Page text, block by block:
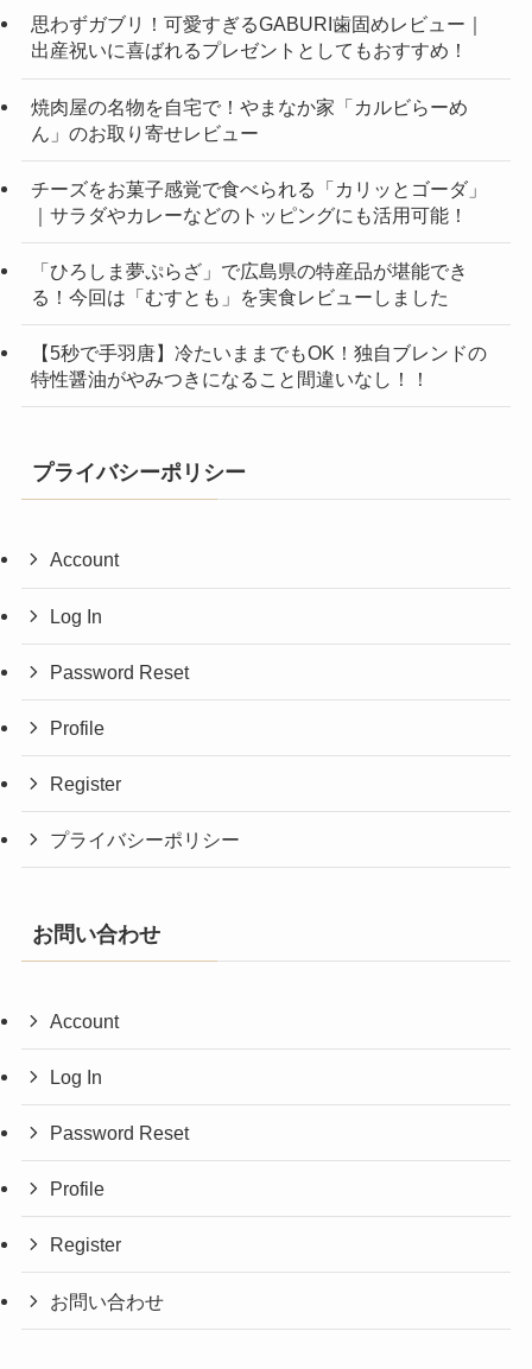
思わずガブリ！可愛すぎるGABURI歯固めレビュー｜
出産祝いに喜ばれるプレゼントとしてもおすすめ！
焼肉屋の名物を自宅で！やまなか家「カルビらーめ
ん」のお取り寄せレビュー
チーズをお菓子感覚で食べられる「カリッとゴーダ」
｜サラダやカレーなどのトッピングにも活用可能！
「ひろしま夢ぷらざ」で広島県の特産品が堪能でき
る！今回は「むすとも」を実食レビューしました
【5秒で手羽唐】冷たいままでもOK！独自ブレンドの
特性醤油がやみつきになること間違いなし！！
プライバシーポリシー
Account
Log In
Password Reset
Profile
Register
プライバシーポリシー
お問い合わせ
Account
Log In
Password Reset
Profile
Register
お問い合わせ